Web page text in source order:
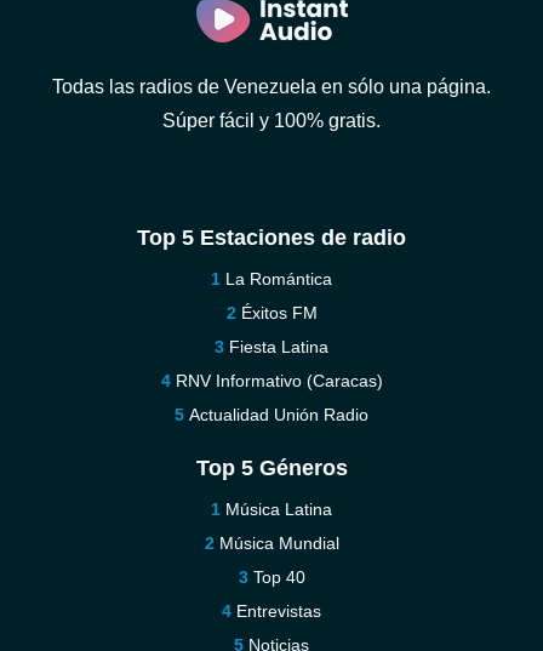
Todas las radios de Venezuela en sólo una página.
Súper fácil y 100% gratis.
Top 5 Estaciones de radio
La Romántica
Éxitos FM
Fiesta Latina
RNV Informativo (Caracas)
Actualidad Unión Radio
Top 5 Géneros
Música Latina
Música Mundial
Top 40
Entrevistas
Noticias